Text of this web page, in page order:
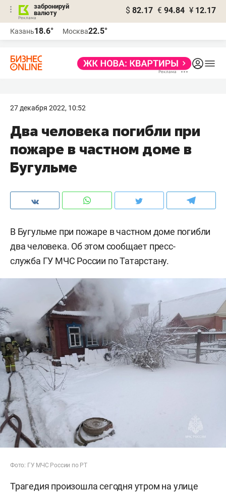
забронируй
валюту
$ 82.17 € 94.84 ¥ 12.17
Казань18.6° Москва22.5°
27 декабря 2022, 10:52
Два человека погибли при
пожаре в частном доме в
Бугульме
В Бугульме при пожаре в частном доме погибли
два человека. Об этом сообщает пресс-
служба ГУ МЧС России по Татарстану.
Фото: ГУ МЧС России по РТ
Трагедия произошла сегодня утром на улице